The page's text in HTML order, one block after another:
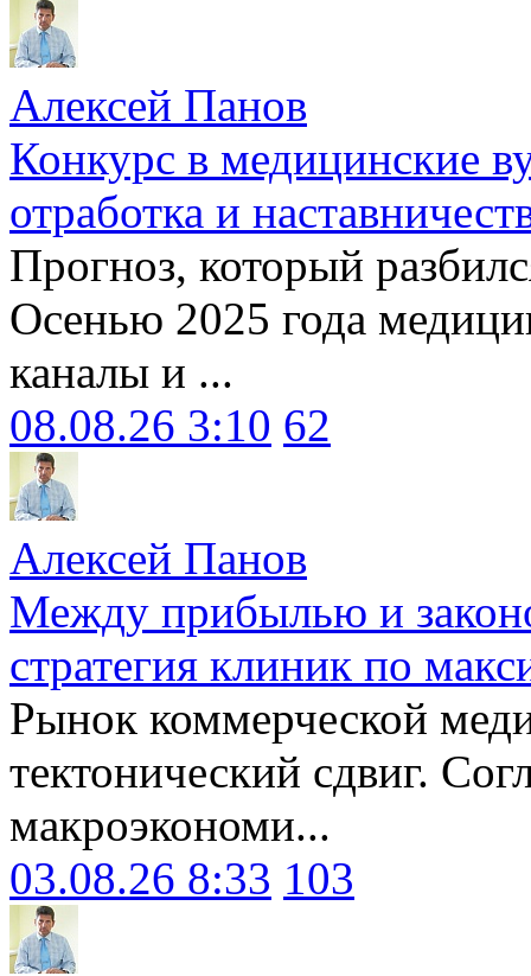
Алексей Панов
Конкурс в медицинские
отработка и
Прогноз, который
Осенью 2025 года
каналы и ...
08.08.26 3:10 62
Алексей Панов
Между прибылью и
стратегия клиник по
Рынок коммерческой
тектонический сдвиг.
макроэкономи...
03.08.26 8:33 103